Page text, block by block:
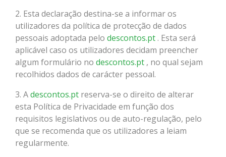
2. Esta declaração destina-se a informar os
utilizadores da política de protecção de dados
pessoais adoptada pelo descontos.pt . Esta será
aplicável caso os utilizadores decidam preencher
algum formulário no descontos.pt , no qual sejam
recolhidos dados de carácter pessoal.
3. Adescontos.pt reserva-se o direito de alterar
esta Política de Privacidade em função dos
requisitos legislativos ou de auto-regulação, pelo
que se recomenda que os utilizadores a leiam
regularmente.